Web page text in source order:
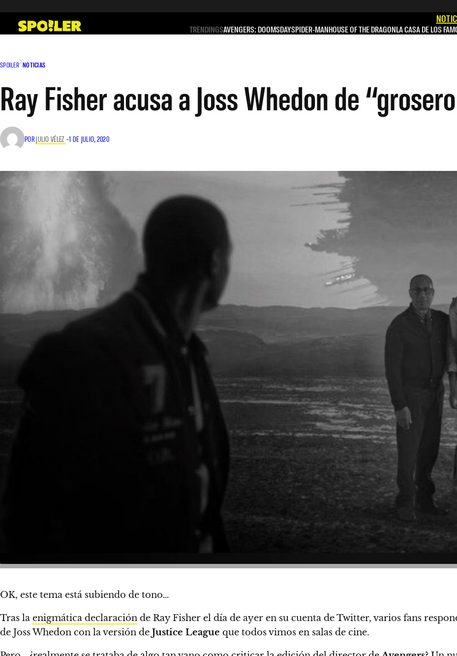
contenido
TRENDINGSAVENGERS: DOOMSDAYSPIDER-MANHOUSE OF THE DRAGONLA CASA DE LOS
SPOILER NOTICIAS
Ray Fisher acusa a Joss Whedon de
POR JULIO VÉLEZ –1 DE JULIO, 2020
OK, este tema está subiendo de tono…
Tras la enigmática declaración de Ray Fisher el día de ayer en su cuenta de Twitter, varios fans
de Joss Whedon con la versión de Justice League que todos vimos en salas de cine.